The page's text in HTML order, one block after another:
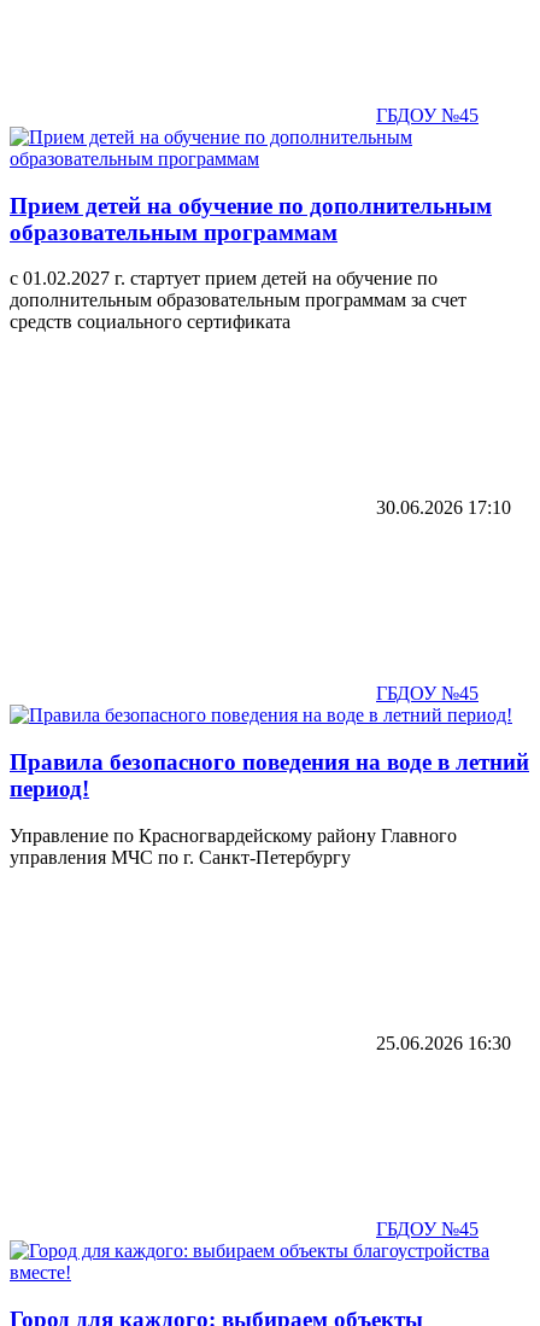
ГБДОУ №45
Прием детей на обучение по дополнительным
образовательным программам
с 01.02.2027 г. стартует прием детей на обучение по
дополнительным образовательным программам за счет
средств социального сертификата
30.06.2026 17:10
ГБДОУ №45
Правила безопасного поведения на воде в летний
период!
Управление по Красногвардейскому району Главного
управления МЧС по г. Санкт-Петербургу
25.06.2026 16:30
ГБДОУ №45
Город для каждого: выбираем объекты